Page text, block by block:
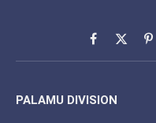
Facebook
X
PALAMU DIVISION